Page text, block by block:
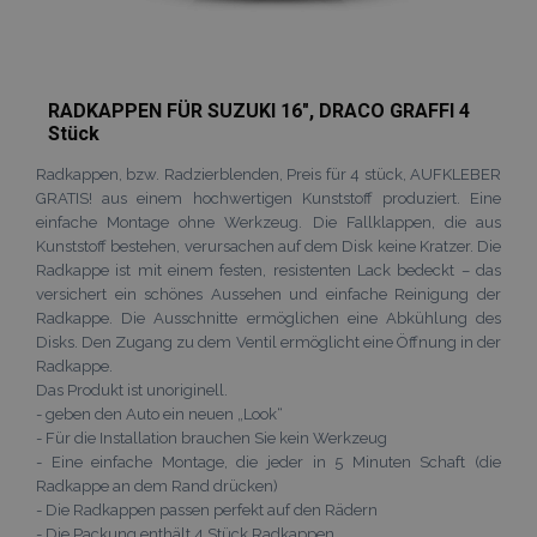
RADKAPPEN FÜR SUZUKI 16", DRACO GRAFFI 4
Stück
Radkappen, bzw. Radzierblenden, Preis für 4 stück, AUFKLEBER
GRATIS! aus einem hochwertigen Kunststoff produziert. Eine
einfache Montage ohne Werkzeug. Die Fallklappen, die aus
Kunststoff bestehen, verursachen auf dem Disk keine Kratzer. Die
Radkappe ist mit einem festen, resistenten Lack bedeckt – das
versichert ein schönes Aussehen und einfache Reinigung der
Radkappe. Die Ausschnitte ermöglichen eine Abkühlung des
Disks. Den Zugang zu dem Ventil ermöglicht eine Öffnung in der
Radkappe.
Das Produkt ist unoriginell.
- geben den Auto ein neuen „Look“
- Für die Installation brauchen Sie kein Werkzeug
- Eine einfache Montage, die jeder in 5 Minuten Schaft (die
Radkappe an dem Rand drücken)
- Die Radkappen passen perfekt auf den Rädern
Adobe Inc.
www.vtvauto.at
product_data_storage
Adobe Inc.
www.vtvauto.at